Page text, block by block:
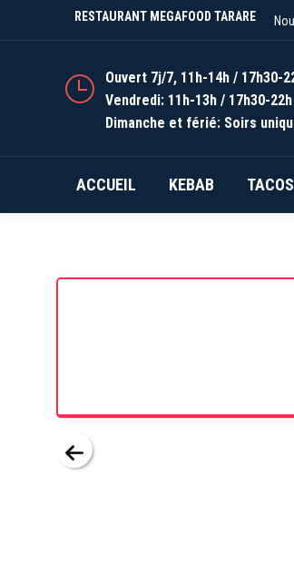
RESTAURANT MEGAFOOD TARARE
Ouvert 7j/7, 11h-14h / 17h30-
Vendredi: 11h-13h / 17h30-22h
Dimanche et férié: Soirs
ACCUEIL KEBAB TACOS